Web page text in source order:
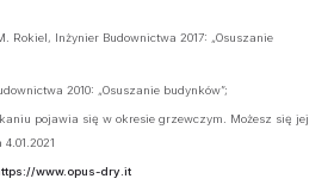
Rokiel, Inżynier Budownictwa 2017: „Osuszanie
2010: „Osuszanie budynków”;
pojawia się w okresie grzewczym. Możesz się jej
www.opus-dry.it